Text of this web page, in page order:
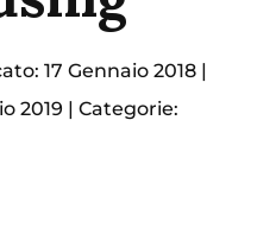
17 Gennaio 2018|
2019 | Categorie: